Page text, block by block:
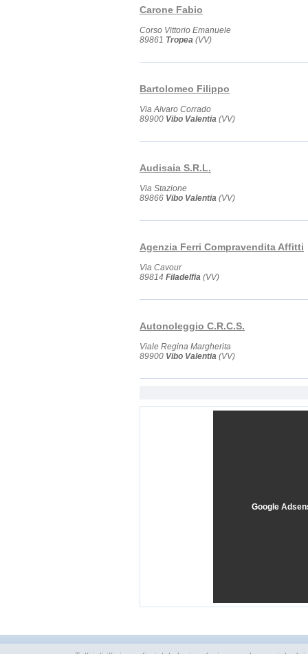
Carone Fabio
Corso Vittorio Emanuele
89861 Tropea (VV)
Bartolomeo Filippo
Via Alvaro Corrado
89900 Vibo Valentia (VV)
Audisaia S.R.L.
Via Stazione
89866 Vibo Valentia (VV)
Agenzia Ferri Compravendita Affitti
Via Cavour
89814 Filadelfia (VV)
Autonoleggio C.R.C.S.
Viale Regina Margherita
89900 Vibo Valentia (VV)
Google